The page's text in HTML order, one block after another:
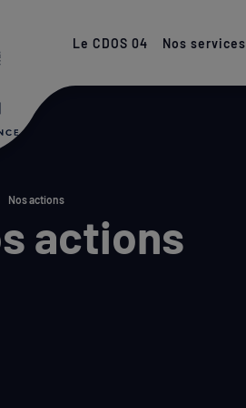
Le CDOS 04 Nos services
Nos actions
actions